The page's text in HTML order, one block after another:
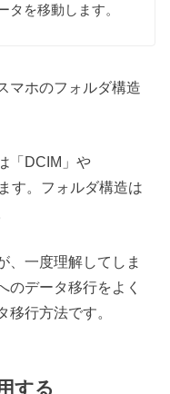
タを移動します。
マホのフォルダ構造
「DCIM」や
す。フォルダ構造は
、一度理解してしま
のデータ移行をよく
行方法です。
する